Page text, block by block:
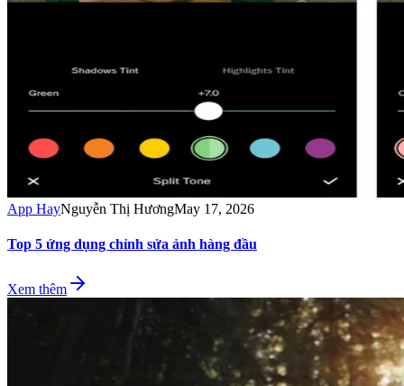
App HayNguyễn Thị HươngMay 17, 2026
Top 5 ứng dụng chỉnh sửa ảnh hàng đầu
Xem thêm